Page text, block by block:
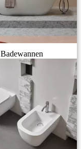
Badewannen